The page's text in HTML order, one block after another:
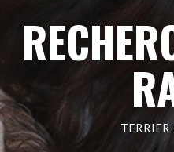
NOTIONS